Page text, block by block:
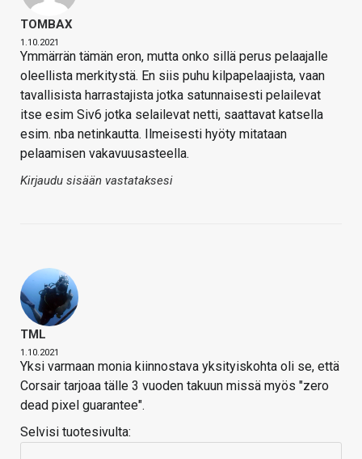
TOMBAX
1.10.2021
Ymmärrän tämän eron, mutta onko sillä perus pelaajalle
oleellista merkitystä. En siis puhu kilpapelaajista, vaan
tavallisista harrastajista jotka satunnaisesti pelailevat
itse esim Siv6 jotka selailevat netti, saattavat katsella
esim. nba netinkautta. Ilmeisesti hyöty mitataan
pelaamisen vakavuusasteella.
Kirjaudu sisään vastataksesi
TML
1.10.2021
Yksi varmaan monia kiinnostava yksityiskohta oli se, että
Corsair tarjoaa tälle 3 vuoden takuun missä myös "zero
dead pixel guarantee".
Selvisi tuotesivulta: